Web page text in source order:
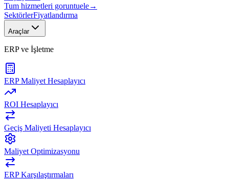
Tum hizmetleri goruntuele→
SektörlerFiyatlandırma
Araçlar
ERP ve İşletme
ERP Maliyet Hesaplayıcı
ROI Hesaplayıcı
Geçiş Maliyeti Hesaplayıcı
Maliyet Optimizasyonu
ERP Karşılaştırmaları